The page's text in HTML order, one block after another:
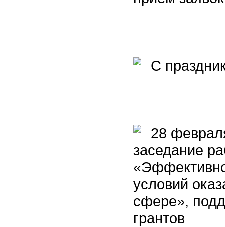
C
28
заседание
условий
сфере»,
грантов